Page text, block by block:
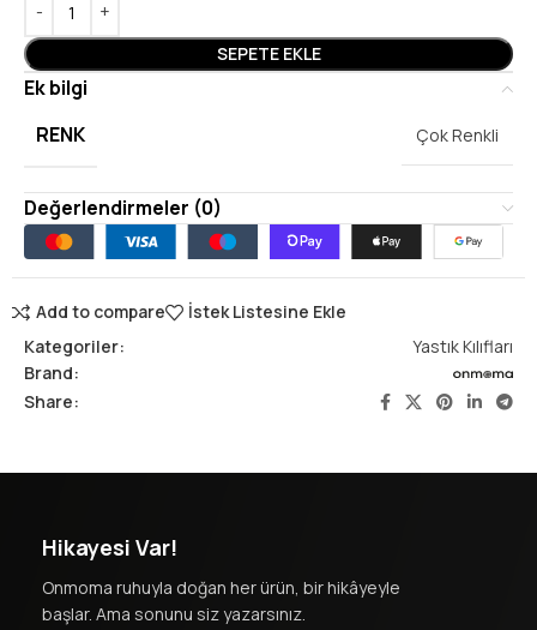
SEPETE EKLE
Ek bilgi
RENK
Çok Renkli
Değerlendirmeler (0)
Add to compare
İstek Listesine Ekle
Kategoriler:
Yastık Kılıfları
Brand:
Share:
Hikayesi Var!
Onmoma ruhuyla doğan her ürün, bir hikâyeyle
başlar. Ama sonunu siz yazarsınız.